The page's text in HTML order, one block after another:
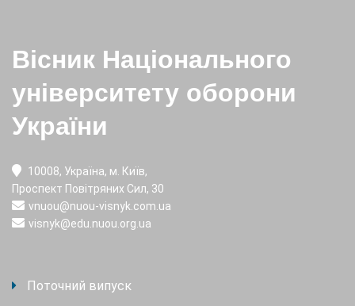
Вісник Національного
університету оборони
України
10008, Україна, м. Київ,
Проспект Повітряних Сил, 30
vnuou@nuou-visnyk.com.ua
visnyk@edu.nuou.org.ua
Поточний випуск